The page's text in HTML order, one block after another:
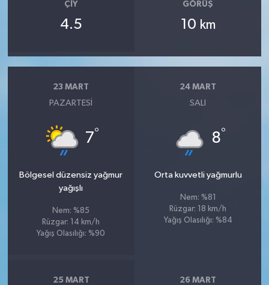
ÇIY
4.5
GÖRÜŞ
10 km
23 MART
PAZARTESI
7°
Bölgesel düzensiz yağmur
yağışlı
Nem: %85
Rüzgar: 14 km/h
Yağış Olasılığı: %90
24 MART
SALI
8°
Orta kuvvetli yağmurlu
Nem: %81
Rüzgar: 18 km/h
Yağış Olasılığı: %84
25 MART 26 MART